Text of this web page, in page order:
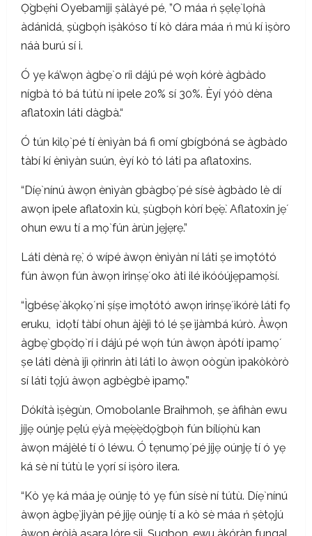
Ọ̀gbẹ́ni Oyebamiji ṣàlàyé pé, ”O máa ń ṣẹlẹ̀ lọ́nà
àdánidá, ṣùgbọ́n ìṣàkóso tí kò dára máa ń mú kí ìṣòro
náà burú sí i.
Ó yẹ ká’wọn àgbẹ̀ o ríi dájú pé wọ́n kórè àgbàdo
nígbà tó bá tútù ní ìpele 20% sí 30%. Èyí yóò dèna
aflatoxin láti dàgbà.“
Ó tún kìlọ̀ pé tí ènìyàn bá fi omí gbígbóná se àgbàdo
tàbí kí ènìyàn suún, èyí kò tó láti pa aflatoxins.
“Díẹ̀ nínú àwọn ènìyàn gbàgbọ́ pé sísè àgbàdo lè dí
awọn ipele aflatoxin kù, ṣùgbọ́n kòrí bẹ́ẹ̀. Aflatoxin jẹ́
ohun ewu tí a mọ̀ fún àrùn jẹjẹrẹ.”
Láti dènà rẹ̀, ó wípé àwọn ènìyàn ní láti ṣe ìmọ́tótó
fún àwọn fún àwọn irinṣẹ́ oko àti ilé ìkóóújẹpamọ́sí.
“Ìgbésẹ̀ àkọ́kọ́ ni ṣíṣe ìmọ́tótó awọn irinṣẹ́ ìkórè láti fọ
eruku, ìdọ̀tí tàbí ohun àjèjì tó lé ṣe ìjàmbá kúrò. Àwọn
àgbẹ̀ gbọ́dọ̀ rí i dájú pé wọ́n tún àwọn àpótí ìpamọ́
ṣe láti dènà ìjì ọ̀rinrin àti láti lo àwọn oògùn ìpakòkòrò
sí láti tọ́jú àwọn agbègbè ìpamọ́.”
Dókítà ìṣègùn, Omobolanle Braihmoh, ṣe àfihàn ewu
jíjẹ oúnjẹ pẹ̀lú ẹ̀yà mẹ́ẹ̀ẹ́dọ́gbọ̀n fún bílíọ̀nù kan
àwọn májèlé tí ó léwu. Ó tẹnumọ́ pé jíjẹ oúnjẹ tí ó yẹ
ká sè ní tútù le yọrí sí ìṣòro ìlera.
“Kò yẹ ká máa jẹ oúnjẹ tó yẹ fún sísè ní tútù. Díẹ̀ nínú
àwọn àgbẹ̀ jiyàn pé jíjẹ oúnjẹ tí a kò sè máa ń ṣètọ́jú